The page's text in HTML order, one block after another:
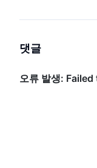
댓글